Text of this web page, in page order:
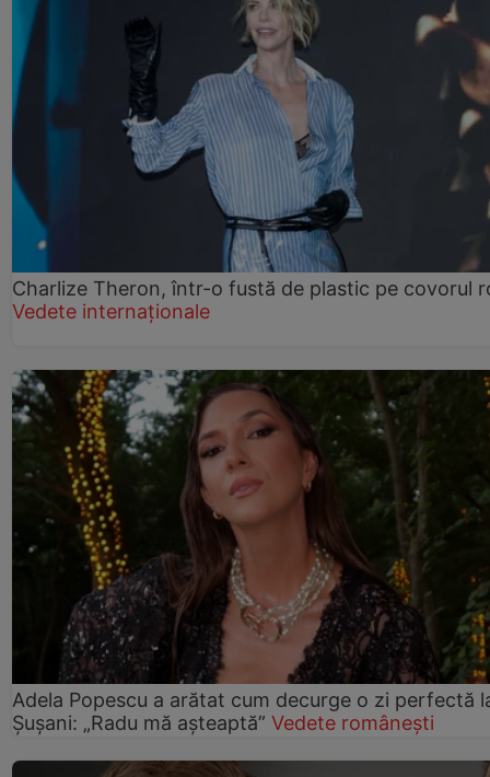
Charlize Theron, într-o fustă de plastic pe covorul
Vedete internaționale
Adela Popescu a arătat cum decurge o zi perfectă
Șușani: „Radu mă așteaptă” Vedete românești